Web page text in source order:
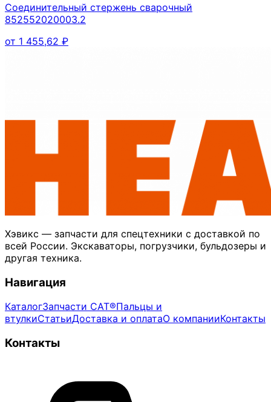
Соединительный стержень сварочный
852552020003.2
от 1 455,62 ₽
Хэвикс — запчасти для спецтехники с доставкой по
всей России. Экскаваторы, погрузчики, бульдозеры и
другая техника.
Навигация
КаталогЗапчасти CAT®Пальцы и
втулкиСтатьиДоставка и оплатаО компанииКонтакты
Контакты